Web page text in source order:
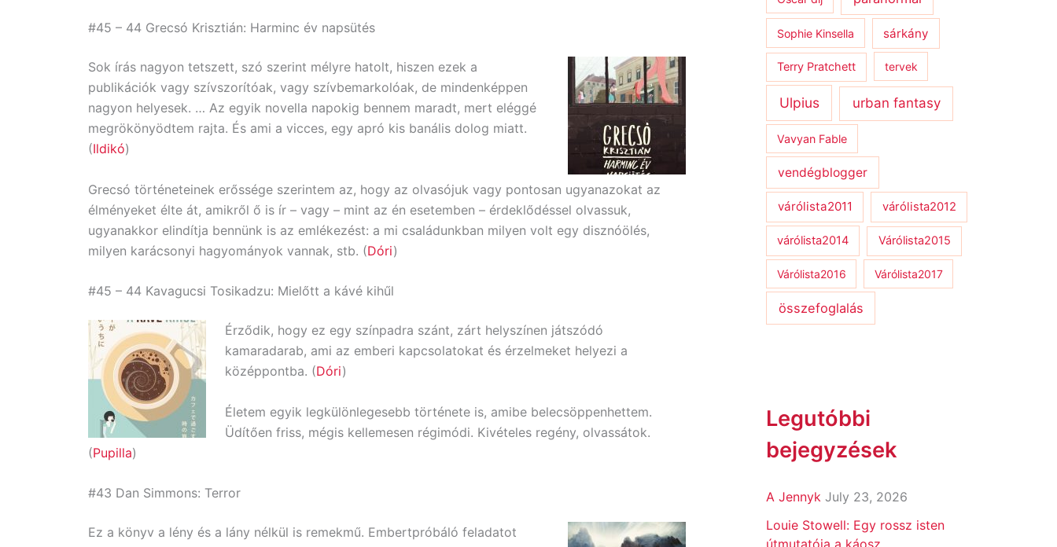
#45 – 44 Grecsó Krisztián: Harminc év napsütés
Sok írás nagyon tetszett, szó szerint mélyre hatolt, hiszen ezek a
publikációk vagy szívszorítóak, vagy szívbemarkolóak, de mindenképpen
nagyon helyesek. … Az egyik novella napokig bennem maradt, mert eléggé
megrökönyödtem rajta. És ami a vicces, egy apró kis banális dolog miatt.
(Ildikó)
Grecsó történeteinek erőssége szerintem az, hogy az olvasójuk vagy pontosan ugyanazokat az
élményeket élte át, amikről ő is ír – vagy – mint az én esetemben – érdeklődéssel olvassuk,
ugyanakkor elindítja bennünk is az emlékezést: a mi családunkban milyen volt egy disznóölés,
milyen karácsonyi hagyományok vannak, stb. (Dóri)
#45 – 44 Kavagucsi Tosikadzu: Mielőtt a kávé kihűl
Érződik, hogy ez egy színpadra szánt, zárt helyszínen játszódó
kamaradarab, ami az emberi kapcsolatokat és érzelmeket helyezi a
középpontba. (Dóri)
Életem egyik legkülönlegesebb története is, amibe belecsöppenhettem.
Üdítően friss, mégis kellemesen régimódi. Kivételes regény, olvassátok.
(Pupilla)
#43 Dan Simmons: Terror
Ez a könyv a lény és a lány nélkül is remekmű. Embertpróbáló feladatot
Sophie Kinsella sárkány
Terry Pratchett tervek
Ulpius urban fantasy
Vavyan Fable
vendégblogger
várólista2011 várólista2012
várólista2014 Várólista2015
Várólista2016 Várólista2017
összefoglalás
Legutóbbi
bejegyzések
A Jennyk July 23, 2026
Louie Stowell: Egy ​rossz isten